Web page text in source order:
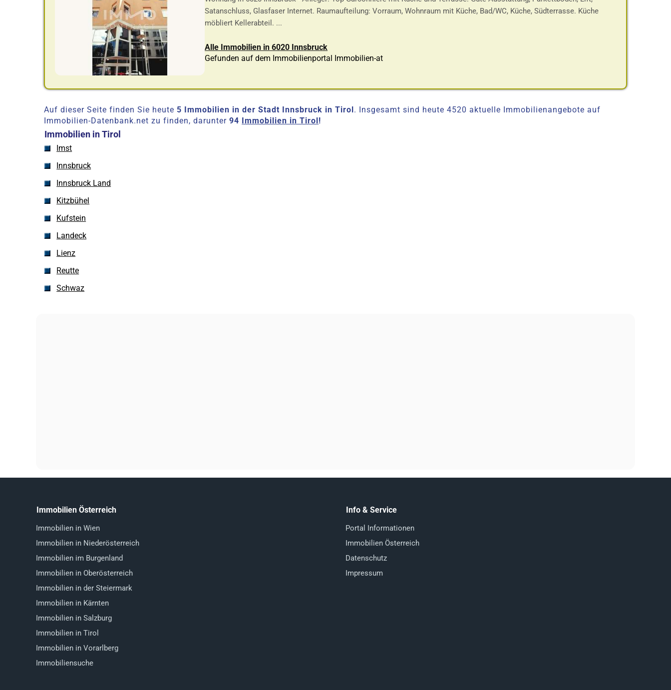
Satanschluss, Glasfaser Internet. Raumaufteilung: Vorraum, Wohnraum mit Küche, Bad/WC, Küche, Südterrasse. Küche
möbliert Kellerabteil. ...
Alle Immobilien in 6020 Innsbruck
Gefunden auf dem Immobilienportal Immobilien-at
Auf dieser Seite finden Sie heute 5 Immobilien in der Stadt Innsbruck in Tirol. Insgesamt sind heute 4520 aktuelle Immobilienangebote auf
Immobilien-Datenbank.net zu finden, darunter94 Immobilien in Tirol!
Immobilien in Tirol
Imst
Innsbruck
Innsbruck Land
Kitzbühel
Kufstein
Landeck
Lienz
Reutte
Schwaz
Immobilien Österreich
Immobilien in Wien
Immobilien in Niederösterreich
Immobilien im Burgenland
Immobilien in Oberösterreich
Immobilien in der Steiermark
Immobilien in Kärnten
Immobilien in Salzburg
Immobilien in Tirol
Immobilien in Vorarlberg
Immobiliensuche
Info & Service
Portal Informationen
Immobilien Österreich
Datenschutz
Impressum